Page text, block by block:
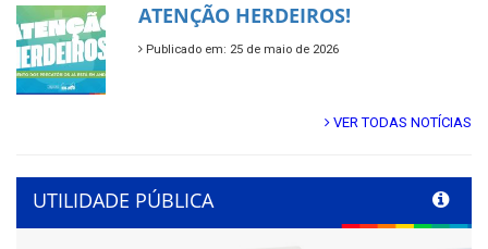
ATENÇÃO HERDEIROS!
Publicado em: 25 de maio de 2026
VER TODAS NOTÍCIAS
UTILIDADE PÚBLICA